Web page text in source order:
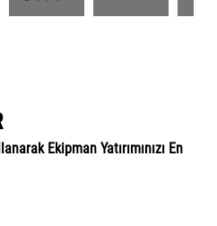
Ekipman Yatırımınızı En